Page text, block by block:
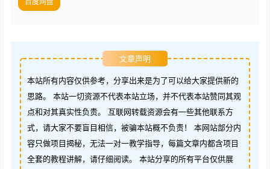
文章声明
本站所有内容仅供参考，分享出来是为了可以给大家提供新的
思路。 本站一切资源不代表本站立场，并不代表本站赞同其观
点和对其真实性负责。 互联网转载资源会有一些其他联系方
式，请大家不要盲目相信，被骗本站概不负责！ 本网站部分内
容只做项目揭秘，无法一对一教学指导，每篇文章内都含项目
全套的教程讲解，请仔细阅读。 本站分享的所有平台仅供展